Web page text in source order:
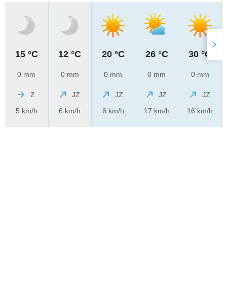
15 °C
0 mm
Z
5 km/h
12 °C
0 mm
JZ
6 km/h
20 °C
0 mm
JZ
6 km/h
26 °C
0 mm
JZ
17 km/h
30 °C
0 mm
JZ
16 km/h